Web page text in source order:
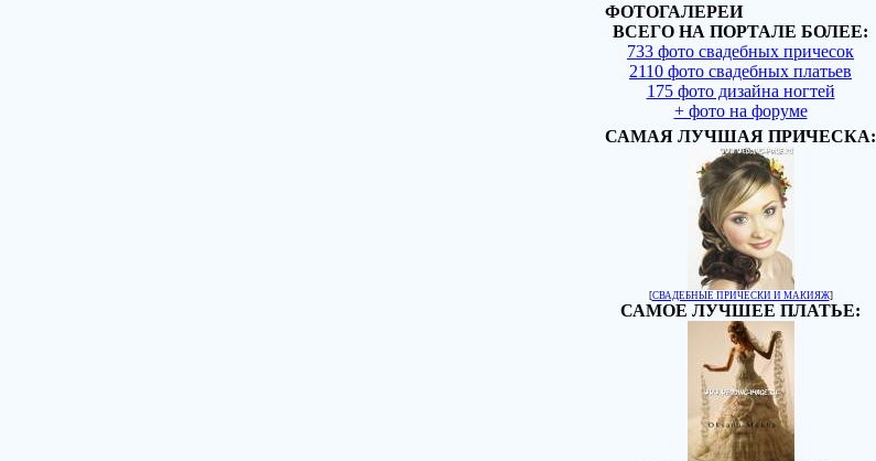
ФОТОГАЛЕРЕИ
ВСЕГО НА ПОРТАЛЕ БОЛЕЕ:
733 фото свадебных причесок
2110 фото свадебных платьев
175 фото дизайна ногтей
+ фото на форуме
САМАЯ ЛУЧШАЯ ПРИЧЕСКА:
[СВАДЕБНЫЕ ПРИЧЕСКИ И МАКИЯЖ]
САМОЕ ЛУЧШЕЕ ПЛАТЬЕ: